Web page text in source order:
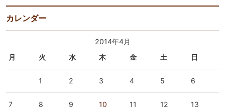
カレンダー
2014年4月
月
火 水 木 金 土 日
1 2 3 4 5 6
7 8 9 10 11 12 13